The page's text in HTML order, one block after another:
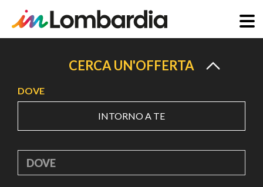
principale
CERCA UN'OFFERTA
DOVE
INTORNO A TE
DOVE